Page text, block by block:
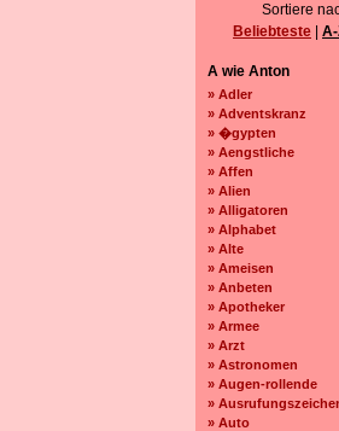
Sortiere
Beliebteste
A wie Anton
» Adler
» Adventskranz
» �gypten
» Aengstliche
» Affen
» Alien
» Alligatoren
» Alphabet
» Alte
» Ameisen
» Anbeten
» Apotheker
» Armee
» Arzt
» Astronomen
» Augen-rollende
»
» Auto